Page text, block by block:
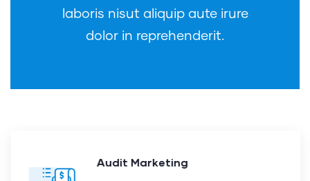
laboris nisut aliquip aute irure
dolor in reprehenderit.
Audit Marketing